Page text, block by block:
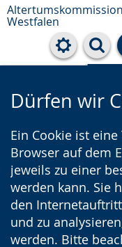
Westfalen
Dürfen wir
Ein Cookie ist
Browser auf dem
jeweils zu einer
werden kann. Sie
den
und zu
werden. Bitte